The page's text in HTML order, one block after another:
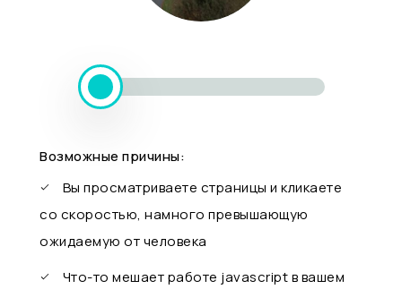
Возможные причины:
Вы просматриваете страницы и кликаете
со скоростью, намного превышающую
ожидаемую от человека
Что-то мешает работе javascript в вашем